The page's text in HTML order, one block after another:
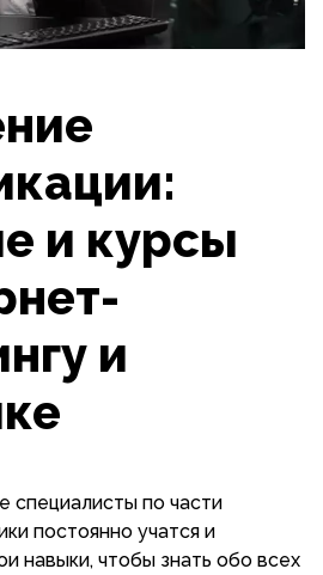
и курсы
и
по части
постоянно учатся и
навыки, чтобы знать обо всех